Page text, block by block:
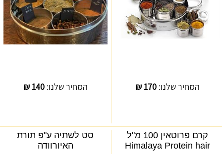
המחיר שלנו:170
₪ המחיר שלנו:140
₪
קרם פרוטאין 100 מ"ל
Himalaya Protein hair
סט לשתיה ע"פ תורת
האיורוודה